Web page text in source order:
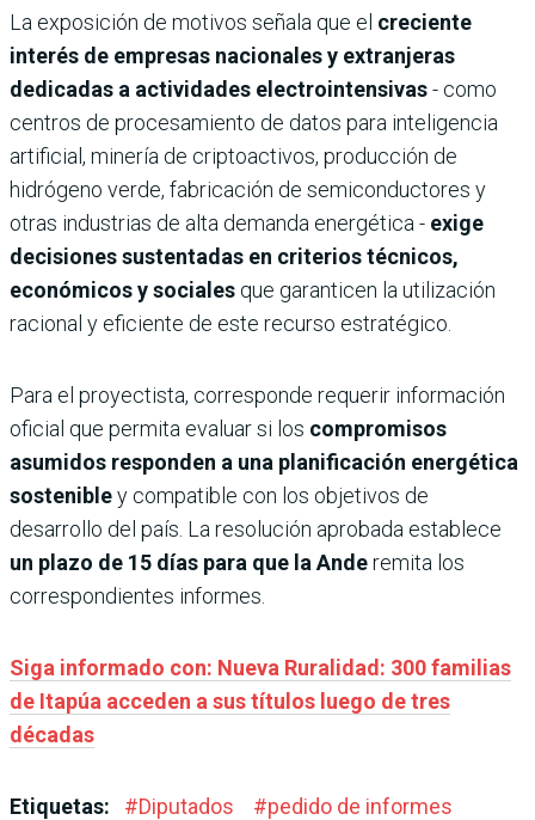
La exposición de motivos señala que el creciente
interés de empresas nacionales y extranjeras
dedicadas a actividades electrointensivas- como
centros de procesamiento de datos para inteligencia
artificial, minería de criptoactivos, producción de
hidrógeno verde, fabricación de semiconductores y
otras industrias de alta demanda energética - exige
decisiones sustentadas en criterios técnicos,
económicos y sociales que garanticen la utilización
racional y eficiente de este recurso estratégico.
Para el proyectista, corresponde requerir información
oficial que permita evaluar si los compromisos
asumidos responden a una planificación energética
sostenibley compatible con los objetivos de
desarrollo del país. La resolución aprobada establece
un plazo de 15 días para que la Anderemita los
correspondientes informes.
Siga informado con: Nueva Ruralidad: 300 familias
de Itapúa acceden a sus títulos luego de tres
décadas
Etiquetas: #Diputados #pedido de informes